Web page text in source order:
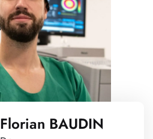
Florian BAUDIN